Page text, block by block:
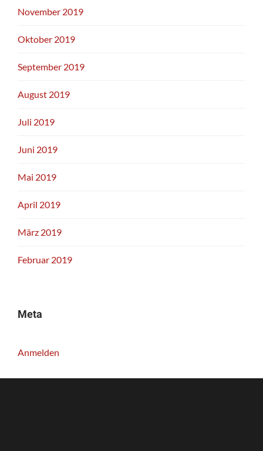
November 2019
Oktober 2019
September 2019
August 2019
Juli 2019
Juni 2019
Mai 2019
April 2019
März 2019
Februar 2019
Meta
Anmelden